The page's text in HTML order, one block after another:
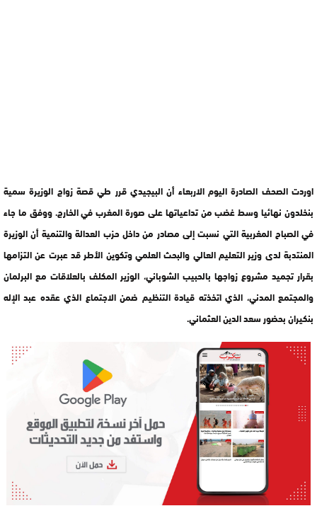
اوردت الصحف الصادرة اليوم الاربعاء أن البيجيدي قرر طي قصة زواج الوزيرة سمية
بنخلدون نهائيا وسط غضب من تداعياتها على صورة المغرب في الخارج. ووفق ما جاء
في الصباح المغربية التي نسبت إلى مصادر من داخل حزب العدالة والتنمية أن الوزيرة
المنتدبة لدى وزير التعليم العالي والبحث العلمي وتكوين الأطر قد عبرت عن التزامها
بقرار تجميد مشروع زواجها بالحبيب الشوباني، الوزير المكلف بالعلاقات مع البرلمان
والمجتمع المدني، الذي اتخذته قيادة التنظيم ضمن الاجتماع الذي عقده عبد الإله
بنكيران بحضور سعد الدين العثماني.